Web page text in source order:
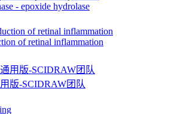
- epoxide hydrolase
of retinal inflammation
版-SCIDRAW团队